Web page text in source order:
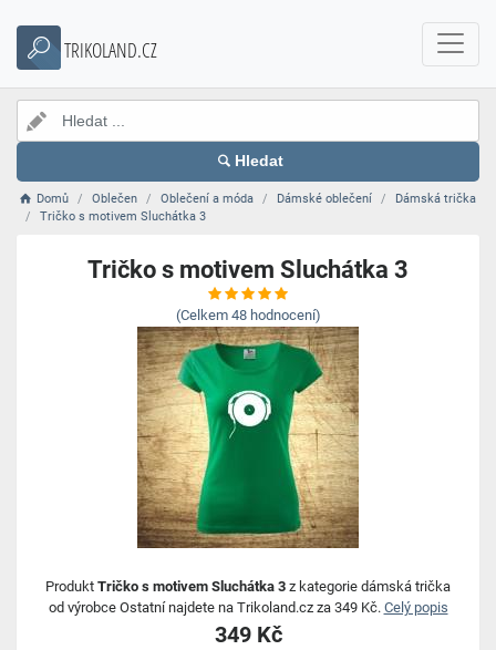
TRIKOLAND.CZ
Hledat
Domů Oblečen Oblečení a móda Dámské oblečení
Dámská trička
Tričko s motivem Sluchátka 3
Tričko s motivem Sluchátka 3
(Celkem48 hodnocení)
Produkt Tričko s motivem Sluchátka 3 z kategorie dámská trička
od výrobce Ostatní najdete na Trikoland.cz za 349 Kč. Celý popis
349 Kč